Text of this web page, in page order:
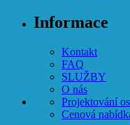
Informace
Kontakt
FAQ
SLUŽBY
O nás
Projektování
Cenová